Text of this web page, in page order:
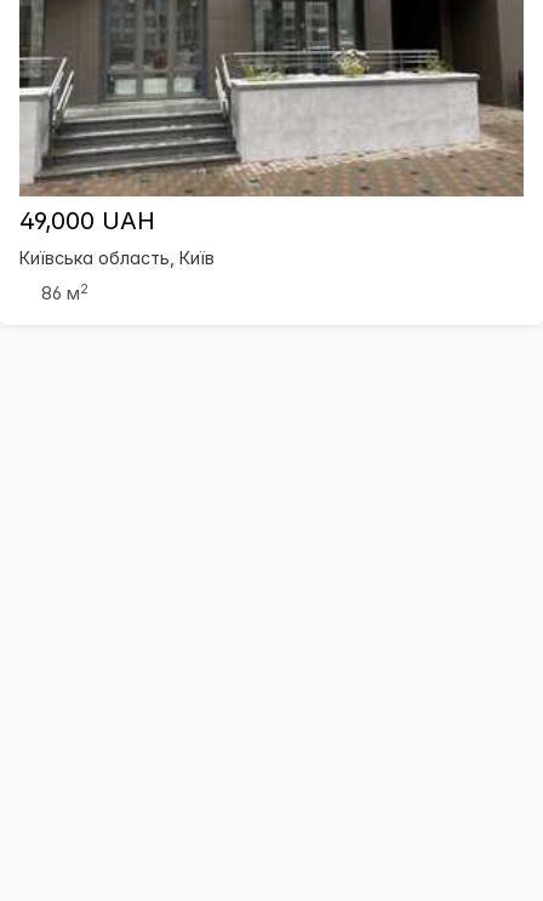
49,000 UAH
Київська область, Київ
86 м2